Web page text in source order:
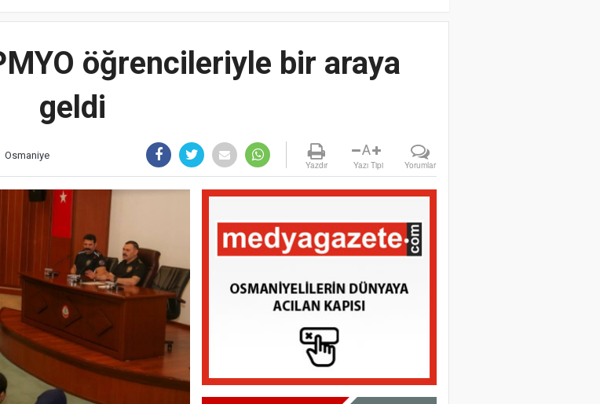
öğrencileriyle bir araya
geldi
Osmaniye
Yazdır
A
Yazı Tipi Yorumlar